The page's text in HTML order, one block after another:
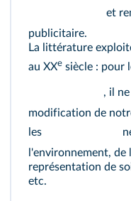
et
publicitaire.
La littérature
au XXe siècle : pour
, il
modification de
les
l'environnement, de
représentation de
etc.